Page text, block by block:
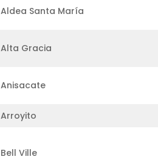
Aldea Santa María
Alta Gracia
Anisacate
Arroyito
Bell Ville